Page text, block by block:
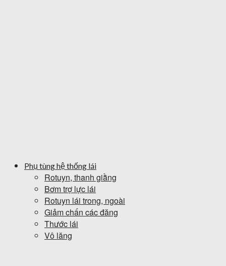
Phụ tùng hệ thống lái
Rotuyn, thanh giằng
Bơm trợ lực lái
Rotuyn lái trong, ngoài
Giảm chấn các đăng
Thước lái
Vô lăng